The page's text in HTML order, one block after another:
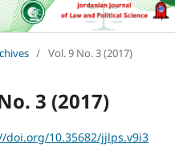
/ Vol. 9 No. 3 (2017)
3 (2017)
doi.org/10.35682/jjlps.v9i3